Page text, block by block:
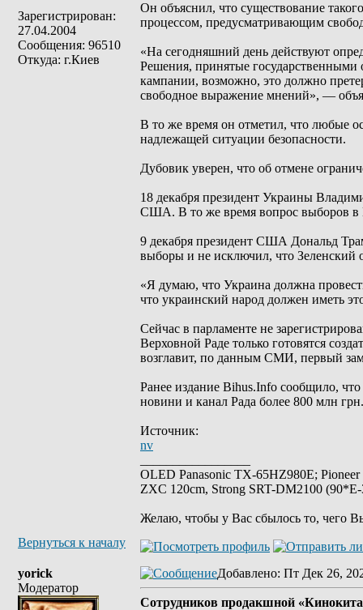
Зарегистрирован:
27.04.2004
Сообщения: 96510
Откуда: г.Киев
Он объяснил, что существование
процессом, предусматривающим
«На сегодняшний день действуют
Решения, принятые
кампании, возможно, это должно
свободное выражение мнений», —
В то же время он отметил, что любые
надлежащей ситуации безопасности.
Дубовик уверен, что об отмене
18 декабря президент Украины
США. В то же время вопрос выборов в
9 декабря президент США Дональд
выборы и не исключил, что Зеленский
«Я думаю, что Украина должна
что украинский народ должен иметь
Сейчас в парламенте не
Верховной Раде только готовятся
возглавит, по данным СМИ, первый
Ранее издание Bihus.Info сообщило,
новини и канал Рада более 800 млн грн.
Источник:
nv
OLED Panasonic TX-65HZ980E;
ZXC 120cm, Strong SRT-DM2100
Желаю, чтобы у Вас сбылось то, чего
Вернуться к началу
yorick
Модератор
Добавлено: Пт Дек 26,
Сотрудников продакшной